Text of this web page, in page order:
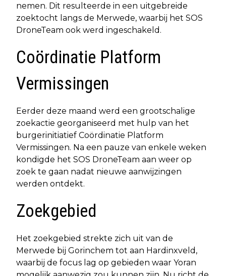
nemen. Dit resulteerde in een uitgebreide
zoektocht langs de Merwede, waarbij het SOS
DroneTeam ook werd ingeschakeld.
Coördinatie Platform
Vermissingen
Eerder deze maand werd een grootschalige
zoekactie georganiseerd met hulp van het
burgerinitiatief Coördinatie Platform
Vermissingen. Na een pauze van enkele weken
kondigde het SOS DroneTeam aan weer op
zoek te gaan nadat nieuwe aanwijzingen
werden ontdekt.
Zoekgebied
Het zoekgebied strekte zich uit van de
Merwede bij Gorinchem tot aan Hardinxveld,
waarbij de focus lag op gebieden waar Yoran